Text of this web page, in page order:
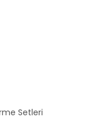
Setleri